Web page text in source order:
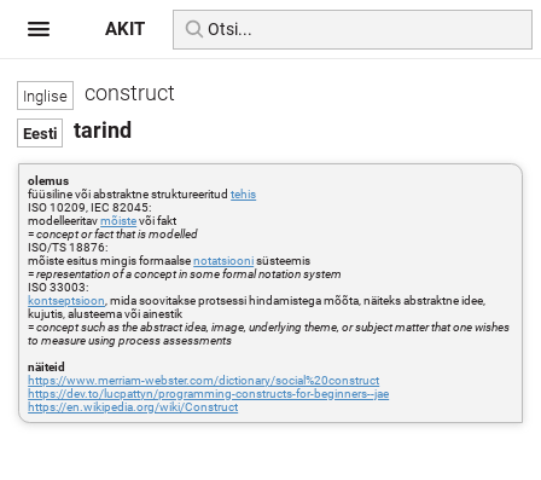
construct
tarind
olemus
füüsiline või abstraktne struktureeritudtehis
ISO 10209, IEC 82045:
modelleeritavmõistevõi fakt
=concept or fact that is modelled
ISO/TS 18876:
mõiste esitus mingis formaalsenotatsioonisüsteemis
=representation of a concept in some formal notation system
ISO 33003:
kontseptsioon , mida soovitakse protsessi hindamistega mõõta, näiteks abstraktne idee,
kujutis, alusteema või ainestik
=concept such as the abstract idea, image, underlying theme, or subject matter that one wishes
to measure using process assessments
näiteid
https://www.merriam-webster.com/dictionary/social%20construct
https://dev.to/lucpattyn/programming-constructs-for-beginners--jae
https://en.wikipedia.org/wiki/Construct
AKIT